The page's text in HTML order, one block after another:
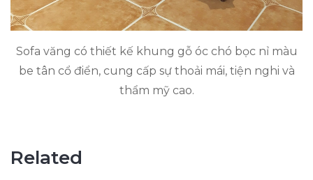
Sofa văng có thiết kế khung gỗ óc chó bọc nỉ màu
be tân cổ điển, cung cấp sự thoải mái, tiện nghi và
thẩm mỹ cao.
Related